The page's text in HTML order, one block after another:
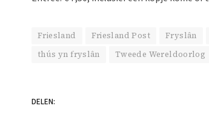
Friesland Friesland Post Fryslân
thús yn fryslân
Tweede Wereldoorlog
DELEN: